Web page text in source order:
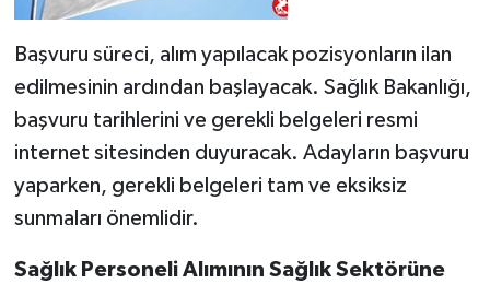
Başvuru süreci, alım yapılacak pozisyonların ilan
edilmesinin ardından başlayacak. Sağlık Bakanlığı,
başvuru tarihlerini ve gerekli belgeleri resmi
internet sitesinden duyuracak. Adayların başvuru
yaparken, gerekli belgeleri tam ve eksiksiz
sunmaları önemlidir.
Sağlık Personeli Alımının Sağlık Sektörüne